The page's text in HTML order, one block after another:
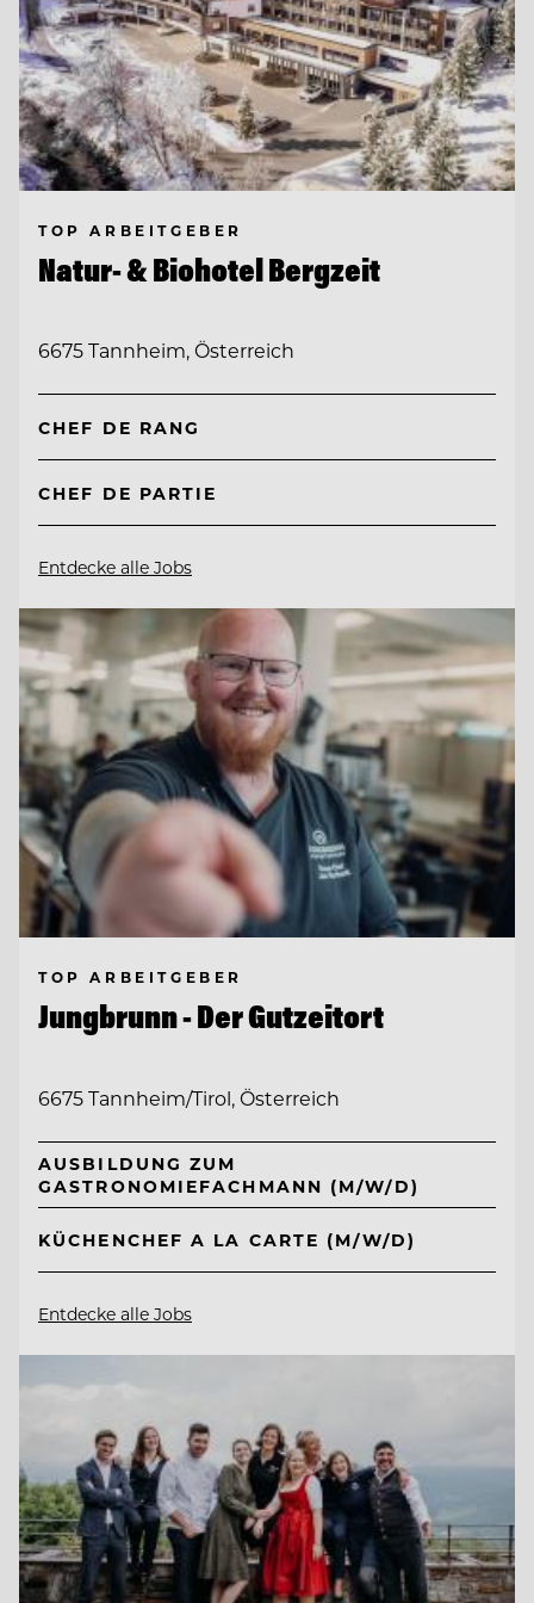
TOP ARBEITGEBER
Natur- & Biohotel Bergzeit
6675 Tannheim, Österreich
CHEF DE RANG
CHEF DE PARTIE
Entdecke alle Jobs
TOP ARBEITGEBER
Jungbrunn - Der Gutzeitort
6675 Tannheim/Tirol, Österreich
AUSBILDUNG ZUM
GASTRONOMIEFACHMANN (M/W/D)
KÜCHENCHEF A LA CARTE (M/W/D)
Entdecke alle Jobs